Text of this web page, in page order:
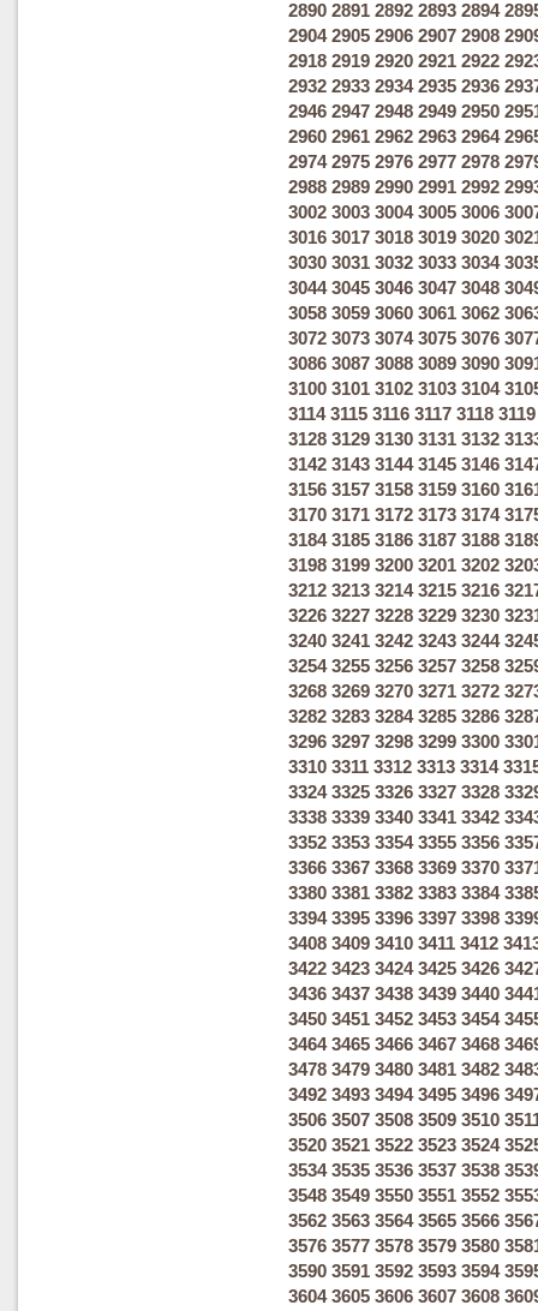
2890 2891 2892 2893 2894
2904 2905 2906 2907 2908
2918 2919 2920 2921 2922
2932 2933 2934 2935 2936
2946 2947 2948 2949 2950
2960 2961 2962 2963 2964
2974 2975 2976 2977 2978
2988 2989 2990 2991 2992
3002 3003 3004 3005 3006
3016 3017 3018 3019 3020
3030 3031 3032 3033 3034
3044 3045 3046 3047 3048
3058 3059 3060 3061 3062
3072 3073 3074 3075 3076
3086 3087 3088 3089 3090
3100 3101 3102 3103 3104
3114 3115 3116 3117 3118 3119
3128 3129 3130 3131 3132
3142 3143 3144 3145 3146
3156 3157 3158 3159 3160
3170 3171 3172 3173 3174
3184 3185 3186 3187 3188
3198 3199 3200 3201 3202
3212 3213 3214 3215 3216
3226 3227 3228 3229 3230
3240 3241 3242 3243 3244
3254 3255 3256 3257 3258
3268 3269 3270 3271 3272
3282 3283 3284 3285 3286
3296 3297 3298 3299 3300
3310 3311 3312 3313 3314
3324 3325 3326 3327 3328
3338 3339 3340 3341 3342
3352 3353 3354 3355 3356
3366 3367 3368 3369 3370
3380 3381 3382 3383 3384
3394 3395 3396 3397 3398
3408 3409 3410 3411 3412
3422 3423 3424 3425 3426
3436 3437 3438 3439 3440
3450 3451 3452 3453 3454
3464 3465 3466 3467 3468
3478 3479 3480 3481 3482
3492 3493 3494 3495 3496
3506 3507 3508 3509 3510
3520 3521 3522 3523 3524
3534 3535 3536 3537 3538
3548 3549 3550 3551 3552
3562 3563 3564 3565 3566
3576 3577 3578 3579 3580
3590 3591 3592 3593 3594
3604 3605 3606 3607 3608